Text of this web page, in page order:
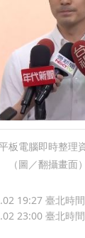
板電腦即時整理
（圖／翻攝畫面）
19:27 臺北時間
23:00 臺北時間